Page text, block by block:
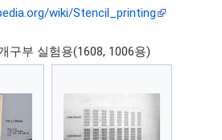
wiki/Stencil_printing
구부 실험용(1608, 1006용)